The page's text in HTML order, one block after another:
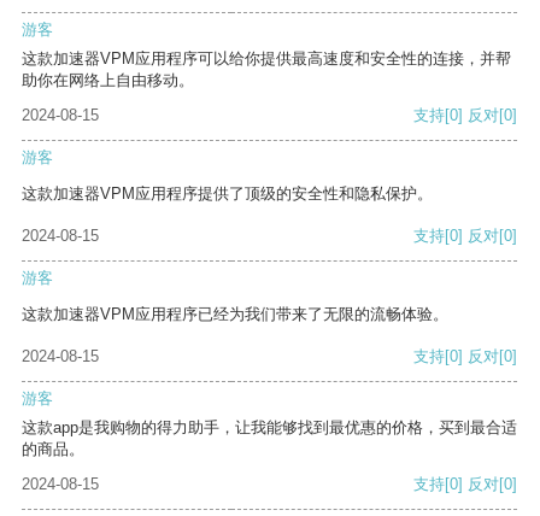
游客
这款加速器VPM应用程序可以给你提供最高速度和安全性的连接，并帮
助你在网络上自由移动。
2024-08-15
支持[0] 反对[0]
游客
这款加速器VPM应用程序提供了顶级的安全性和隐私保护。
2024-08-15 支持[0] 反对[0]
游客
这款加速器VPM应用程序已经为我们带来了无限的流畅体验。
2024-08-15 支持[0] 反对[0]
游客
这款app是我购物的得力助手，让我能够找到最优惠的价格，买到最合适
的商品。
2024-08-15
支持[0] 反对[0]